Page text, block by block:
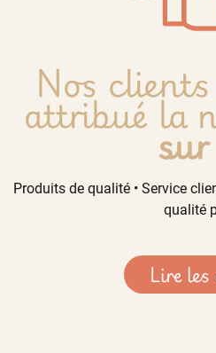
Nos
attribué la
Produits de qualité • Service
qualité
Lire